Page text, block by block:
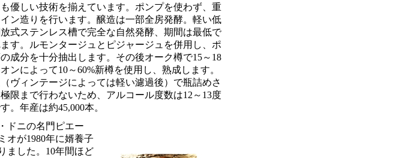
優しい技術を揃えています。ポンプを使わず、重
ン造りを行います。醸造は一部全房発酵。軽い低
式ステンレス槽で完全な自然発酵、期間は最低で
す。ルモンタージュとピジャージュを併用し、ポ
成分を十分抽出します。その後オーク樽で15～18
ンによって10～60%新樽を使用し、熟成します。
ヴィンテージによっては軽い濾過後）で瓶詰めさ
限まで行わないため、アルコール度数は12～13度
。年産は約45,000本。
ドニの名門ピエー
オが1980年に婿養子
ました。10年間ほど